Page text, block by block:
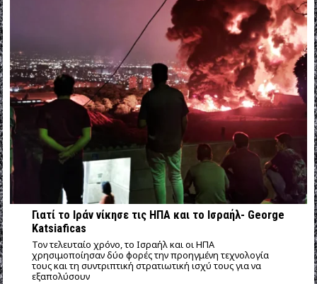
Γιατί το Ιράν νίκησε τις ΗΠΑ και το Ισραήλ- George
Katsiaficas
Τον τελευταίο χρόνο, το Ισραήλ και οι ΗΠΑ
χρησιμοποίησαν δύο φορές την προηγμένη τεχνολογία
τους και τη συντριπτική στρατιωτική ισχύ τους για να
εξαπολύσουν